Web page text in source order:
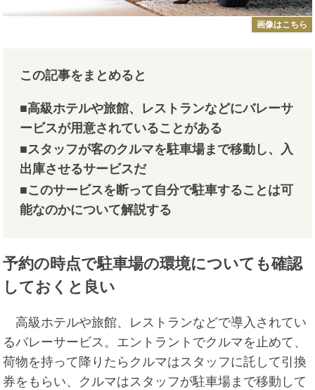
画像はこちら
この記事をまとめると
■高級ホテルや旅館、レストランなどにバレーサ
ービスが用意されていることがある
■スタッフが客のクルマを駐車場まで移動し、入
出庫させるサービスだ
■このサービスを断って自分で駐車することは可
能なのかについて解説する
予約の時点で駐車場の環境についても確認
しておくと良い
高級ホテルや旅館、レストランなどで導入されてい
るバレーサービス。エントラントでクルマを止めて、
荷物を持って降りたらクルマはスタッフに託して引換
券をもらい、クルマはスタッフが駐車場まで移動して